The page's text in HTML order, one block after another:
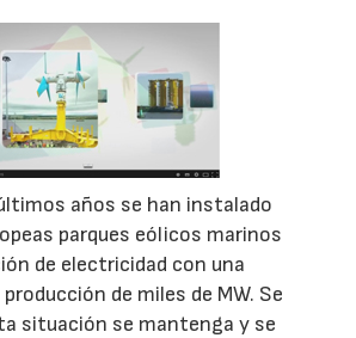
años se han instalado
parques eólicos marinos
de electricidad con una
de miles de MW. Se
situación se mantenga y se